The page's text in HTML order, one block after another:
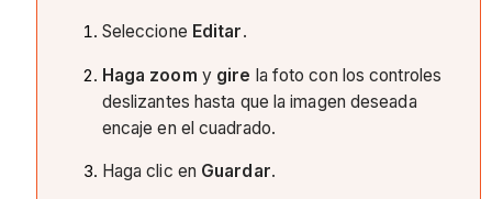
Seleccione Editar.
Haga zoom y gire la foto con los controles
deslizantes hasta que la imagen deseada
encaje en el cuadrado.
Haga clic en Guardar.